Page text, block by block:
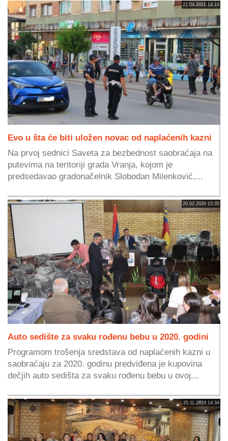
22.04.2021 14:10
Evo u šta će biti uložen novac od naplaćenih kazni
Na prvoj sednici Saveta za bezbednost saobraćaja na
putevima na teritoriji grada Vranja, kojom je
predsedavao gradonačelnik Slobodan Milenković,...
20.02.2020 15:35
Auto sedište za svaku rođenu bebu u 2020. godini
Programom trošenja sredstava od naplaćenih kazni u
saobraćaju za 2020. godinu predviđena je kupovina
dečjih auto sedišta za svaku rođenu bebu u ovoj...
25.11.2019 14:34